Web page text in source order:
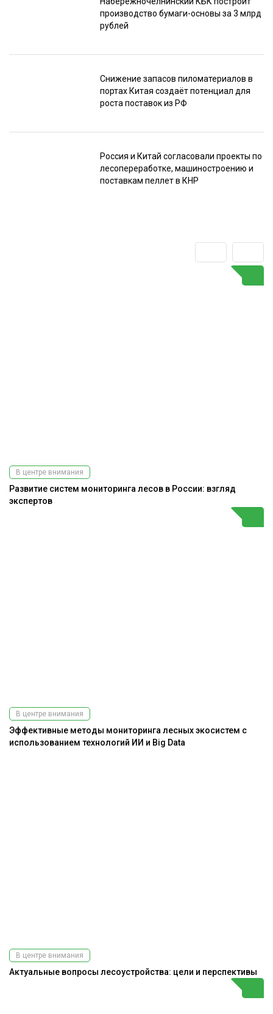
производство бумаги-основы за 3 млрд
рублей
Снижение запасов пиломатериалов в
портах Китая создаёт потенциал для
роста поставок из РФ
Россия и Китай согласовали проекты по
лесопереработке, машиностроению и
поставкам пеллет в КНР
В центре внимания
Развитие систем мониторинга лесов в России: взгляд
экспертов
В центре внимания
Эффективные методы мониторинга лесных экосистем с
использованием технологий ИИ и Big Data
В центре внимания
Актуальные вопросы лесоустройства: цели и перспективы